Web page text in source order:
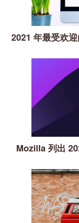
2021 年最受欢
Mozilla 列出